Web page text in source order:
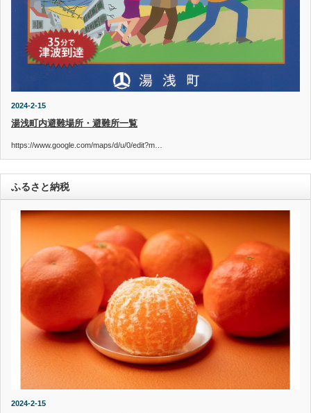
2024-2-15
湯浅町内避難場所・避難所一覧
https://www.google.com/maps/d/u/0/edit?m…
ふるさと納税
2024-2-15